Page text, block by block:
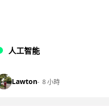
人工智能
Lawton 8 小時